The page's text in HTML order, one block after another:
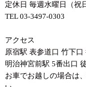
定休日 毎週水曜日（祝
TEL 03-3497-0303
アクセス
原宿駅 表参道口 竹下口
明治神宮前駅 5番出口
お車でお越しの場合は